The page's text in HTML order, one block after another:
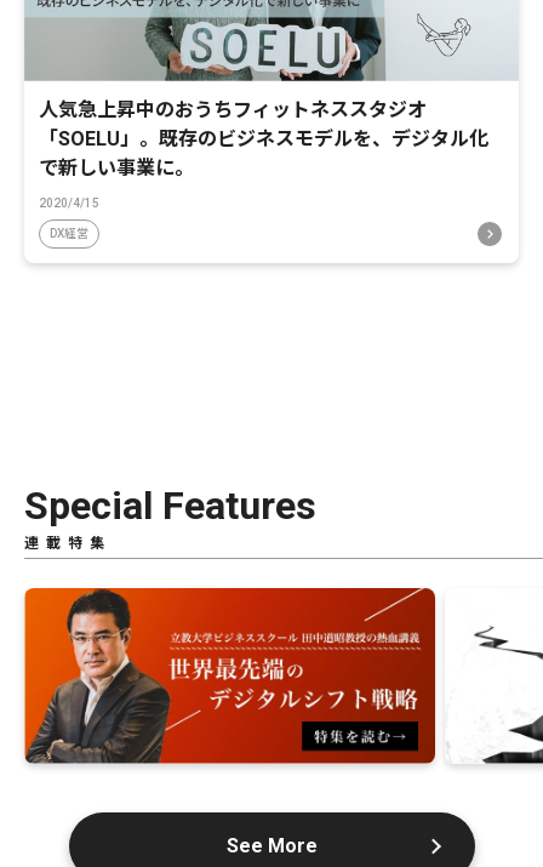
人気急上昇中のおうちフィットネススタジオ
「SOELU」。既存のビジネスモデルを、デジタル化
で新しい事業に。
2020/4/15
DX経営
Special Features
連載特集
See More